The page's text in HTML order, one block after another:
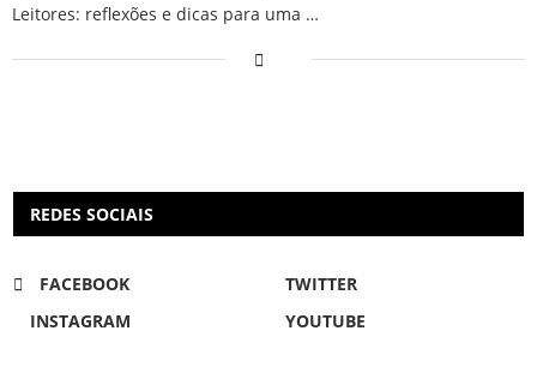
Leitores: reflexões e dicas para uma …
REDES SOCIAIS
FACEBOOK
TWITTER
INSTAGRAM
YOUTUBE